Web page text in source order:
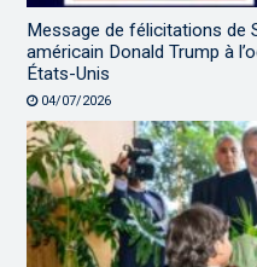
Message de félicitations de
américain Donald Trump à
États-Unis
04/07/2026